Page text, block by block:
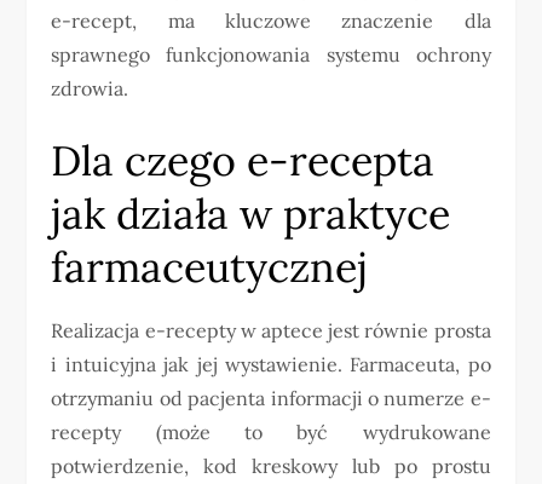
e-recept, ma kluczowe znaczenie dla
sprawnego funkcjonowania systemu ochrony
zdrowia.
Dla czego e-recepta
jak działa w praktyce
farmaceutycznej
Realizacja e-recepty w aptece jest równie prosta
i intuicyjna jak jej wystawienie. Farmaceuta, po
otrzymaniu od pacjenta informacji o numerze e-
recepty (może to być wydrukowane
potwierdzenie, kod kreskowy lub po prostu